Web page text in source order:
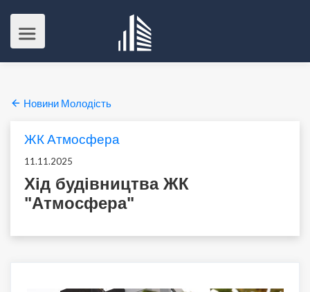
Новини Молодість
ЖК Атмосфера
11.11.2025
Хід будівництва ЖК
"Атмосфера"